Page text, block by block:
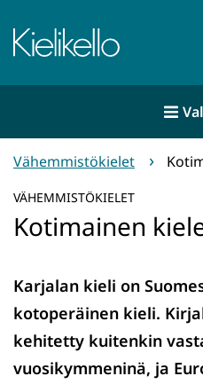
sisältöön
Etusivu
Vähemmistökielet
VÄHEMMISTÖKIELET
Kotimainen
Karjalan kieli on
kotoperäinen kieli.
kehitetty kuitenkin
vuosikymmeninä, ja